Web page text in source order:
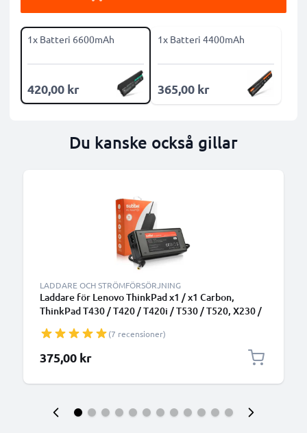
1x Batteri 6600mAh
420,00 kr
1x Batteri 4400mAh
365,00 kr
Du kanske också gillar
LADDARE OCH STRÖMFÖRSÖRJNING
Laddare för Lenovo ThinkPad x1 / x1 Carbon,
ThinkPad T430 / T420 / T420i / T530 / T520, X230 /
hög kapacitet - 2.6m lång 7.9mm x 5.5mm + pin
laddsladd + nätadapter 40Y7659 för notebook
(7 recensioner)
375,00 kr